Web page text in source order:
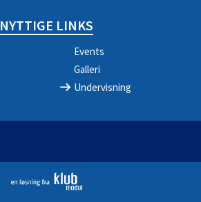
NYTTIGE LINKS
Events
Galleri
Undervisning